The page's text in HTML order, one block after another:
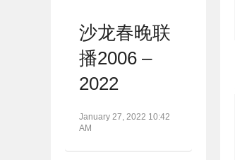
沙龙春晚联
播2006 –
2022
January 27, 2022 10:42
AM